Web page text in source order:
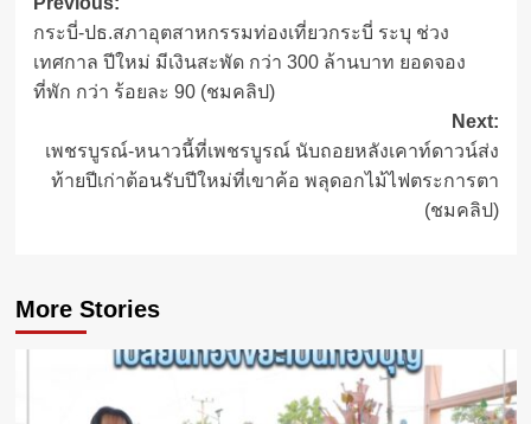
navigation
กระบี่-ปธ.สภาอุตสาหกรรมท่องเที่ยวกระบี่ ระบุ ช่วง
เทศกาล ปีใหม่ มีเงินสะพัด กว่า 300 ล้านบาท ยอดจอง
ที่พัก กว่า ร้อยละ 90 (ชมคลิป)
Next:
เพชรบูรณ์-หนาวนี้ที่เพชรบูรณ์ นับถอยหลังเคาท์ดาวน์ส่ง
ท้ายปีเก่าต้อนรับปีใหม่ที่เขาค้อ พลุดอกไม้ไฟตระการตา
(ชมคลิป)
More Stories